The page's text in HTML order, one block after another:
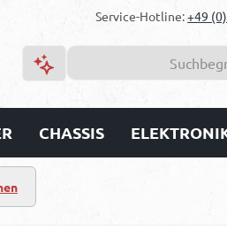
Service-Hotline:+49
CHASSIS